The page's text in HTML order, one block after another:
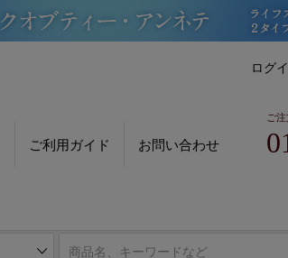
ログ
ご利用ガイド お問い合わせ
ご